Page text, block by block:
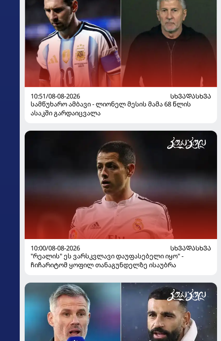
10:51/08-08-2026
ᲡᲮᲕᲐᲓᲐᲡᲮᲕᲐ
სამწუხარო ამბავი - ლიონელ მესის მამა 68 წლის
ასაკში გარდაიცვალა
10:00/08-08-2026
ᲡᲮᲕᲐᲓᲐᲡᲮᲕᲐ
"რეალის" ეს ვარსკვლავი დაუფასებელი იყო" -
ჩიჩარიტომ ყოფილ თანაგუნდელზე ისაუბრა